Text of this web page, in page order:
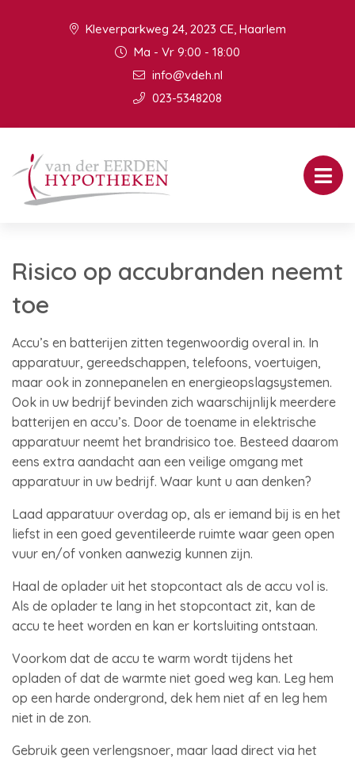
Kleverparkweg 24, 2023 CE, Haarlem
Ma - Vr 9:00 - 18:00
info@vdeh.nl
023-5348208
Risico op accubranden neemt
toe
Accu’s en batterijen zitten tegenwoordig overal in. In
apparatuur, gereedschappen, telefoons, voertuigen,
maar ook in zonnepanelen en energieopslagsystemen.
Ook in uw bedrijf bevinden zich waarschijnlijk meerdere
batterijen en accu’s. Door de toename in elektrische
apparatuur neemt het brandrisico toe. Besteed daarom
eens extra aandacht aan een veilige omgang met
apparatuur in uw bedrijf. Waar kunt u aan denken?
Laad apparatuur overdag op, als er iemand bij is en het
liefst in een goed geventileerde ruimte waar geen open
vuur en/of vonken aanwezig kunnen zijn.
Haal de oplader uit het stopcontact als de accu vol is.
Als de oplader te lang in het stopcontact zit, kan de
accu te heet worden en kan er kortsluiting ontstaan.
Voorkom dat de accu te warm wordt tijdens het
opladen of dat de warmte niet goed weg kan. Leg hem
op een harde ondergrond, dek hem niet af en leg hem
niet in de zon.
Gebruik geen verlengsnoer, maar laad direct via het